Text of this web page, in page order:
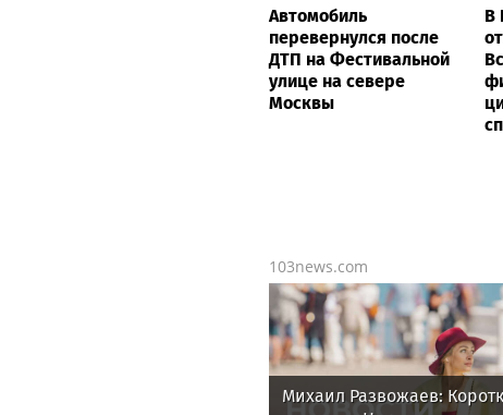
Автомобиль
перевернулся после
ДТП на Фестивальной
улице на севере
Москвы
В
103news.com
Михаил Развожаев: